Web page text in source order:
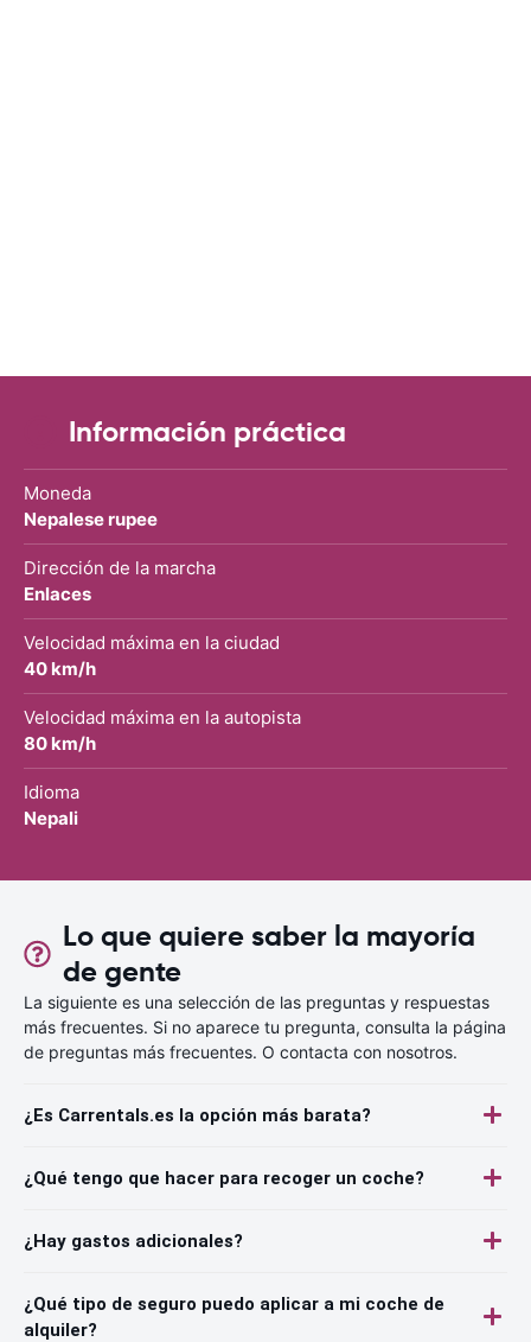
Información práctica
Moneda
Nepalese rupee
Dirección de la marcha
Enlaces
Velocidad máxima en la ciudad
40 km/h
Velocidad máxima en la autopista
80 km/h
Idioma
Nepali
Lo que quiere saber la mayoría
de gente
La siguiente es una selección de las preguntas y respuestas
más frecuentes. Si no aparece tu pregunta, consulta la página
de preguntas más frecuentes. O contacta con nosotros.
¿Es Carrentals.es la opción más barata?
¿Qué tengo que hacer para recoger un coche?
¿Hay gastos adicionales?
¿Qué tipo de seguro puedo aplicar a mi coche de
alquiler?